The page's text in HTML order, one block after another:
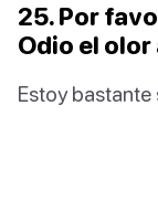
25. Por
Odio el
Estoy bastante